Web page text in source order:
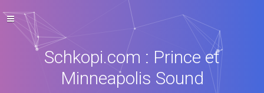
Schkopi.com : Prince et
Minneapolis Sound